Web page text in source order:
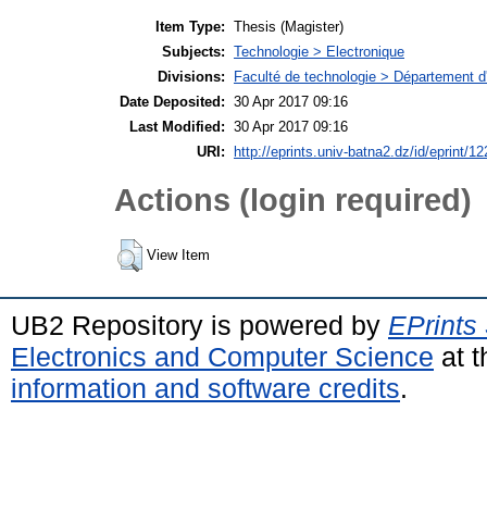
Item Type: Thesis (Magister)
Subjects: Technologie > Electronique
Divisions:
Faculté de technologie > Département
Date Deposited: 30 Apr 2017 09:16
Last Modified: 30 Apr 2017 09:16
URI:
http://eprints.univ-batna2.dz/id/eprint/
Actions (login required)
View Item
UB2 Repository is powered by EPrints
Electronics and Computer Science at
information and software credits.